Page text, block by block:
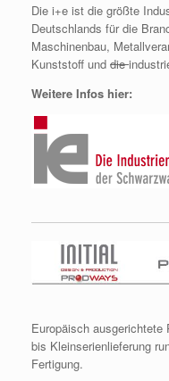
Die i+e ist die größte
Deutschlands für die
Maschinenbau,
Kunststoff und die
Weitere Infos hier:
Europäisch
bis Kleinserienlieferung
Fertigung.